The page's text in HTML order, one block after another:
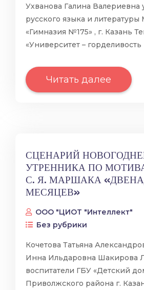
Ухванова Галина Валериевна
русского языка и
«Гимназия №175» , г. Казань
«Университет –
Читать далее
СЦЕНАРИЙ
УТРЕННИКА ПО
С. Я. МАРШАКА
МЕСЯЦЕВ»
ООО "ЦИОТ "Интеллект"
Без рубрики
Кочетова Татьяна
Инна Ильдаровна Шакирова
воспитатели ГБУ «Детский
Приволжского района г.